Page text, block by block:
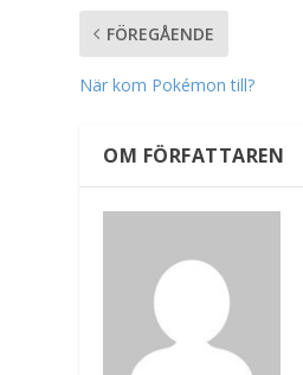
FÖREGÅENDE
När kom Pokémon till?
OM FÖRFATTAREN